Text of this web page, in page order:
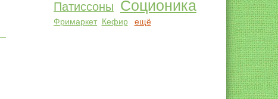
Патиссоны Соционика
Фримаркет Кефир ещё